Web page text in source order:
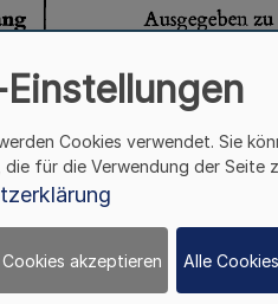
Cookies verwendet. Sie
die für die Verwendung der Seite
akzeptieren Alle